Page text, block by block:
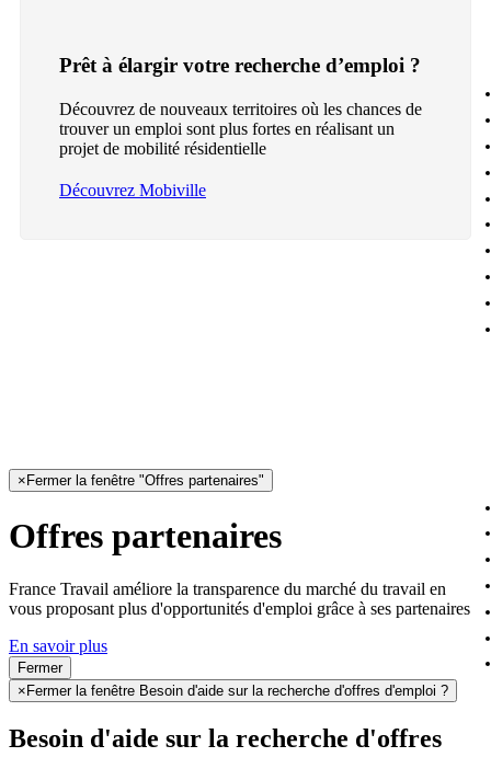
Prêt à élargir votre recherche d’emploi ?
Découvrez de nouveaux territoires où les chances de
trouver un emploi sont plus fortes en réalisant un
projet de mobilité résidentielle
Découvrez Mobiville
× Fermer la fenêtre "Offres partenaires"
Offres partenaires
France Travail améliore la transparence du marché du travail en
vous proposant plus d'opportunités d'emploi grâce à ses partenaires
En savoir plus
Fermer
× Fermer la fenêtre Besoin d'aide sur la recherche d'offres d'emploi ?
Besoin d'aide sur la recherche d'offres